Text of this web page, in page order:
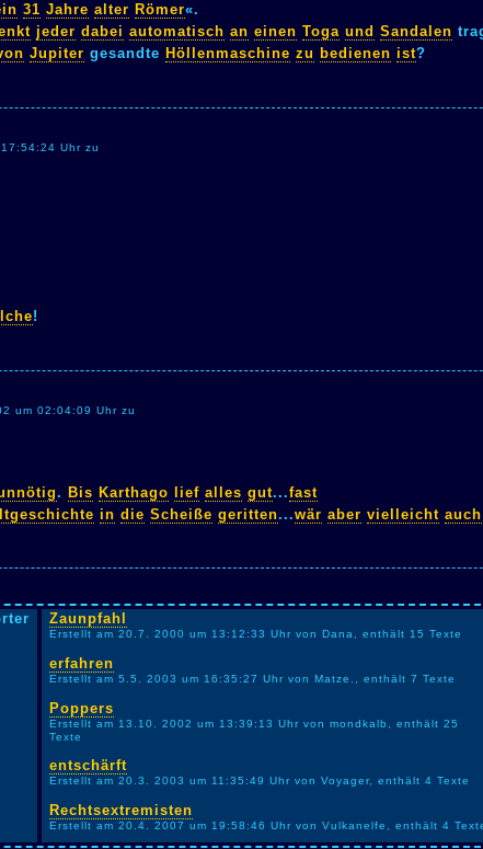
31 Jahre alter Römer«.
jeder dabei automatisch an einen Toga und Sandalen
Jupiter gesandte Höllenmaschine zu bedienen ist?
Uhr zu
!
um 02:04:09 Uhr zu
. Bis Karthago lief alles gut...fast
in die Scheiße geritten...wär aber vielleicht auch
Zaunpfahl
Erstellt am 20.7. 2000 um 13:12:33 Uhr von Dana, enthält 15 Texte
erfahren
Erstellt am 5.5. 2003 um 16:35:27 Uhr von Matze., enthält 7 Texte
Poppers
Erstellt am 13.10. 2002 um 13:39:13 Uhr von mondkalb, enthält 25
Texte
entschärft
Erstellt am 20.3. 2003 um 11:35:49 Uhr von Voyager, enthält 4 Texte
Rechtsextremisten
Erstellt am 20.4. 2007 um 19:58:46 Uhr von Vulkanelfe, enthält 4